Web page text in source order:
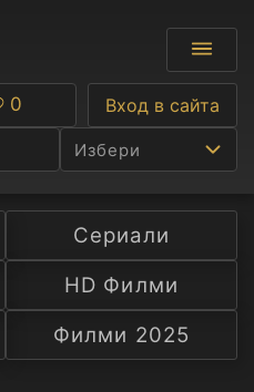
Избери
Ф
С
А
Любими
0 Вход в сайта
Сериали
HD Филми
Филми 2025